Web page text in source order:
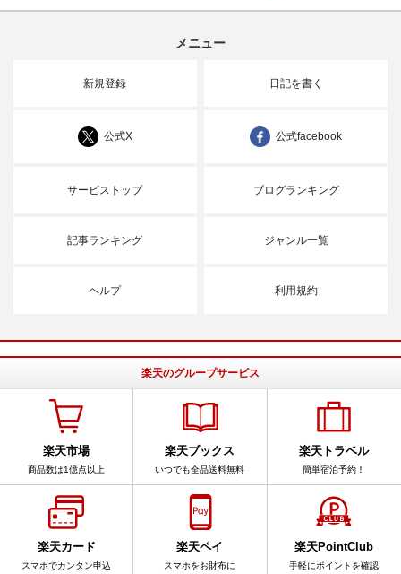
メニュー
新規登録 日記を書く
公式X 公式facebook
サービストップ ブログランキング
記事ランキング ジャンル一覧
ヘルプ 利用規約
楽天のグループサービス
楽天市場
商品数は1億点以上
楽天ブックス
いつでも全品送料無料
楽天トラベル
簡単宿泊予約！
楽天カード
スマホでカンタン申込
楽天ペイ
スマホをお財布に
楽天PointClub
手軽にポイントを確認